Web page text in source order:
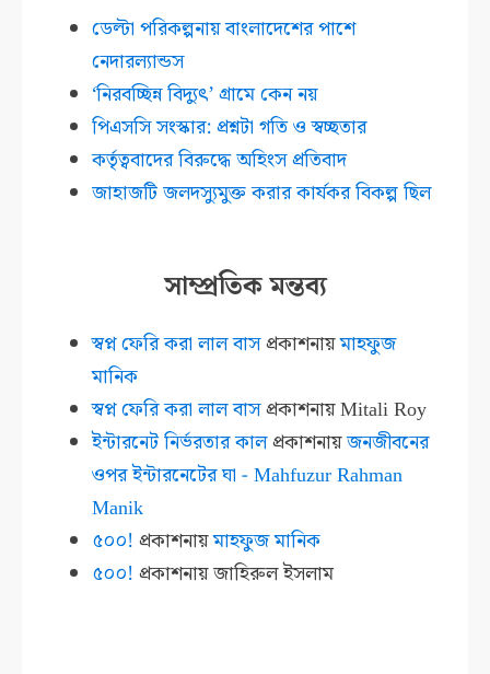
ডেল্টা পরিকল্পনায় বাংলাদেশের পাশে
নেদারল্যান্ডস
‘নিরবচ্ছিন্ন বিদ্যুৎ’ গ্রামে কেন নয়
পিএসসি সংস্কার: প্রশ্নটা গতি ও স্বচ্ছতার
কর্তৃত্ববাদের বিরুদ্ধে অহিংস প্রতিবাদ
জাহাজটি জলদস্যুমুক্ত করার কার্যকর বিকল্প ছিল
সাম্প্রতিক মন্তব্য
স্বপ্ন ফেরি করা লাল বাসপ্রকাশনায়মাহফুজ
মানিক
স্বপ্ন ফেরি করা লাল বাসপ্রকাশনায়Mitali Roy
ইন্টারনেট নির্ভরতার কালপ্রকাশনায়জনজীবনের
ওপর ইন্টারনেটের ঘা - Mahfuzur Rahman
Manik
৫০০! প্রকাশনায়মাহফুজ মানিক
৫০০! প্রকাশনায়জাহিরুল ইসলাম